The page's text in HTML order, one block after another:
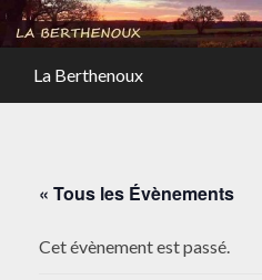
La Berthenoux
« Tous les Évènements
Cet évènement est passé.